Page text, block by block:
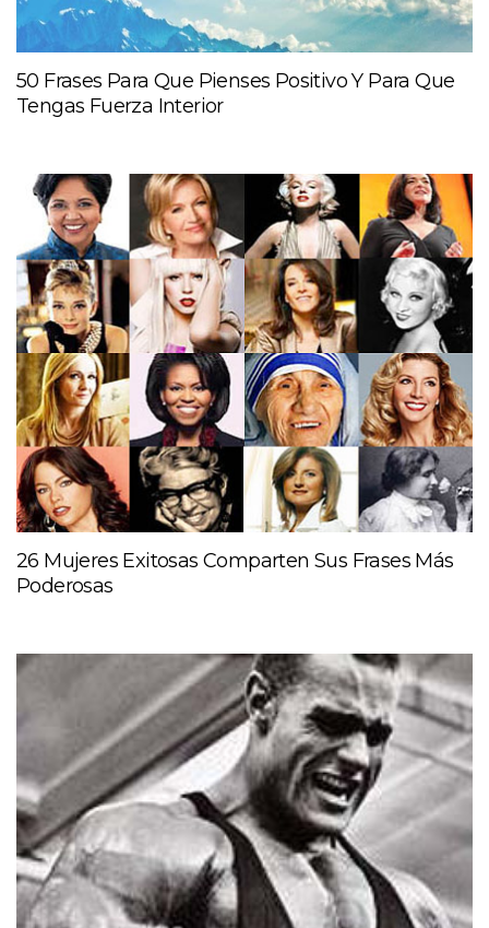
50 Frases Para Que Pienses Positivo Y Para Que
Tengas Fuerza Interior
26 Mujeres Exitosas Comparten Sus Frases Más
Poderosas